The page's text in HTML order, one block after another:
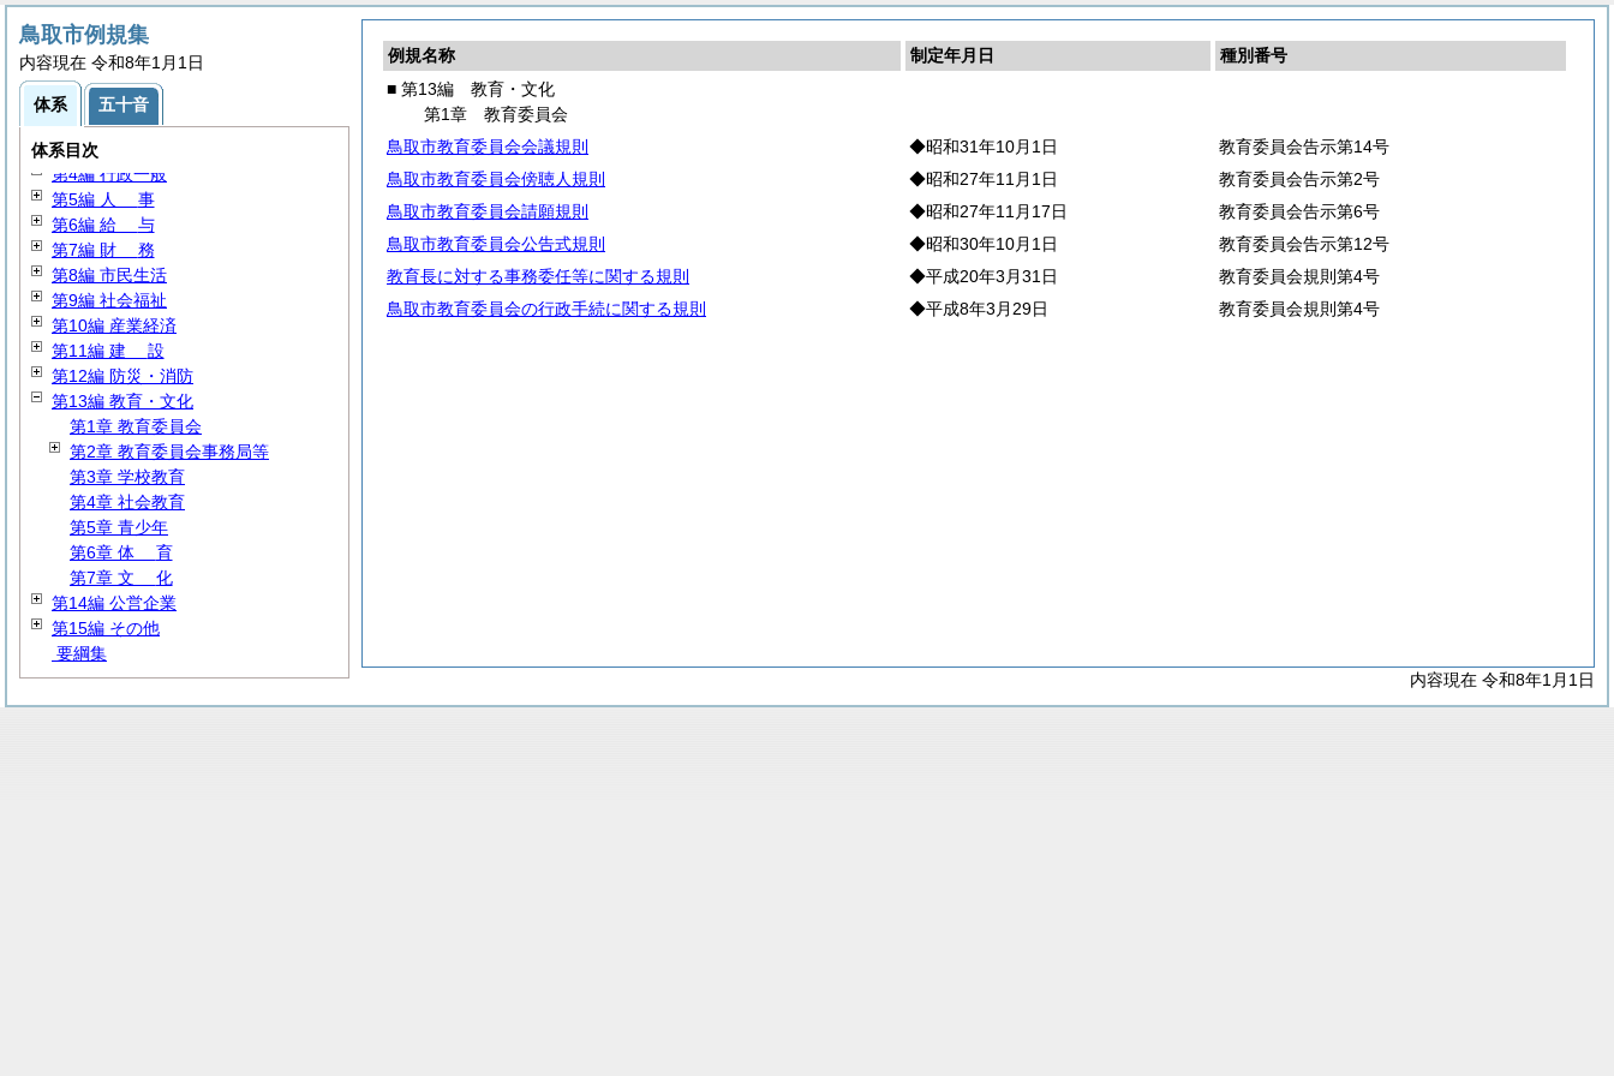
例規名称 制定年月日
種別番号
■ 第13編 教育・文化
第1章 教育委員会
鳥取市教育委員会会議規則
◆昭和31年10月1日
教育委員会告示第14号
鳥取市教育委員会傍聴人規則
◆昭和27年11月1日
教育委員会告示第2号
鳥取市教育委員会請願規則
◆昭和27年11月17日
教育委員会告示第6号
鳥取市教育委員会公告式規則
◆昭和30年10月1日
教育委員会告示第12号
教育長に対する事務委任等に関する規則
◆平成20年3月31日
教育委員会規則第4号
鳥取市教育委員会の行政手続に関する規則
◆平成8年3月29日 教育委員会規則第4号
内容現在 令和8年1月1日
鳥取市例規集
内容現在 令和8年1月1日
体系 五十音
体系目次
第1編総規
第2編議会
第3編 委員会・委員・附属機関
第4編 行政一般
第5編 人 事
第6編 給 与
第7編 財 務
第8編 市民生活
第9編 社会福祉
第10編 産業経済
第11編 建 設
第12編 防災・消防
第13編 教育・文化
第1章 教育委員会
第2章 教育委員会事務局等
第3章 学校教育
第4章 社会教育
第5章 青少年
第6章 体 育
第7章 文 化
第14編 公営企業
第15編 その他
要綱集